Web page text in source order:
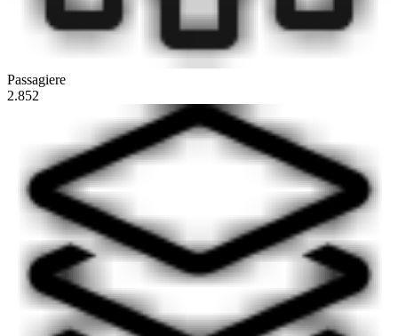
Passagiere
2.852